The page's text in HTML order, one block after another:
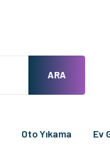
ARA
Oto Yıkama Ev